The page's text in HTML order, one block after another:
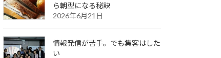
ら朝型になる秘訣
2026年6月21日
情報発信が苦手。でも集客はした
い